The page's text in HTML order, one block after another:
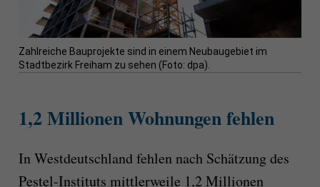
Zahlreiche Bauprojekte sind in einem Neubaugebiet im
Stadtbezirk Freiham zu sehen (Foto: dpa).
1,2 Millionen Wohnungen fehlen
In Westdeutschland fehlen nach Schätzung des
Pestel-Instituts mittlerweile 1,2 Millionen